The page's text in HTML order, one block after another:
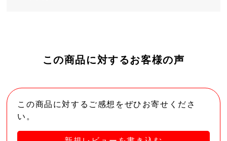
この商品に対するお客様の声
この商品に対するご感想をぜひお寄せくださ
い。